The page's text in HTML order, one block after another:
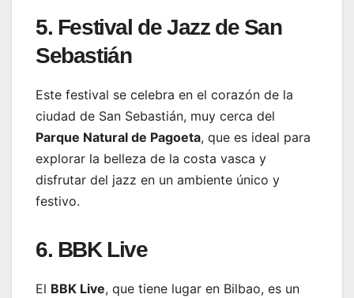
5. Festival de Jazz de San
Sebastián
Este festival se celebra en el corazón de la
ciudad de San Sebastián, muy cerca del
Parque Natural de Pagoeta, que es ideal para
explorar la belleza de la costa vasca y
disfrutar del jazz en un ambiente único y
festivo.
6. BBK Live
El BBK Live, que tiene lugar en Bilbao, es un